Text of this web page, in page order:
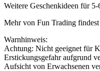
Weitere Geschenkideen für
Mehr von Fun Trading
Warnhinweis:
Achtung: Nicht geeignet für
Erstickungsgefahr aufgrund
Aufsicht von Erwachsenen